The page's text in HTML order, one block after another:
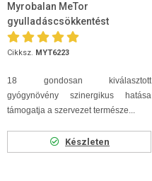
Myrobalan MeTor
gyulladáscsökkentést
támogató gyógynövény-...
Cikksz. MYT6223
18 gondosan kiválasztott
gyógynövény szinergikus hatása
támogatja a szervezet természe...
Készleten